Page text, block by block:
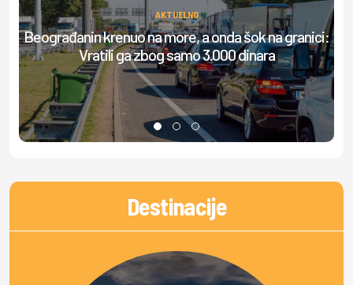
AKTUELNO
Beograđanin krenuo na more, a onda šok na granici:
Vratili ga zbog samo 3.000 dinara
Destinacije